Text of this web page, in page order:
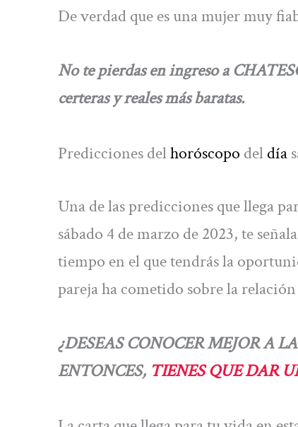
De verdad que es una mujer muy
No te pierdas en ingreso a
certeras y reales más baratas.
Predicciones delhoróscopo deldía
Una de las predicciones que llega
sábado 4 de marzo de 2023, te
tiempo en el que tendrás la
pareja ha cometido sobre la
¿DESEAS CONOCER MEJOR A
ENTONCES, TIENES QUE DAR